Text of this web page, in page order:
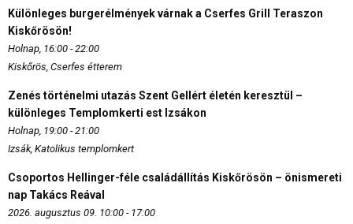
Különleges burgerélmények várnak a Cserfes Grill Teraszon
Kiskőrösön!
Holnap, 16:00 - 22:00
Kiskőrös, Cserfes étterem
Zenés történelmi utazás Szent Gellért életén keresztül –
különleges Templomkerti est Izsákon
Holnap, 19:00 - 21:00
Izsák, Katolikus templomkert
Csoportos Hellinger-féle családállítás Kiskőrösön – önismereti
nap Takács Reával
2026. augusztus 09. 10:00 - 17:00